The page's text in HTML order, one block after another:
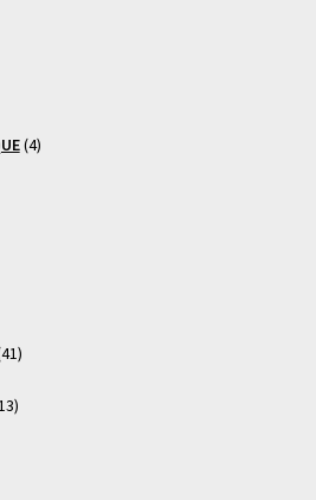
44
4141
13